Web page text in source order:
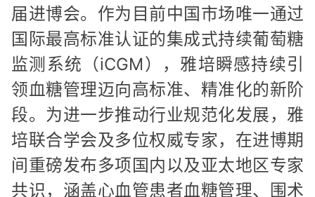
届进博会。作为目前中国市场唯一通过
国际最高标准认证的集成式持续葡萄糖
监测系统（iCGM），雅培瞬感持续引
领血糖管理迈向高标准、精准化的新阶
段。为进一步推动行业规范化发展，雅
培联合学会及多位权威专家，在进博期
间重磅发布多项国内以及亚太地区专家
共识，涵盖心血管患者血糖管理、围术